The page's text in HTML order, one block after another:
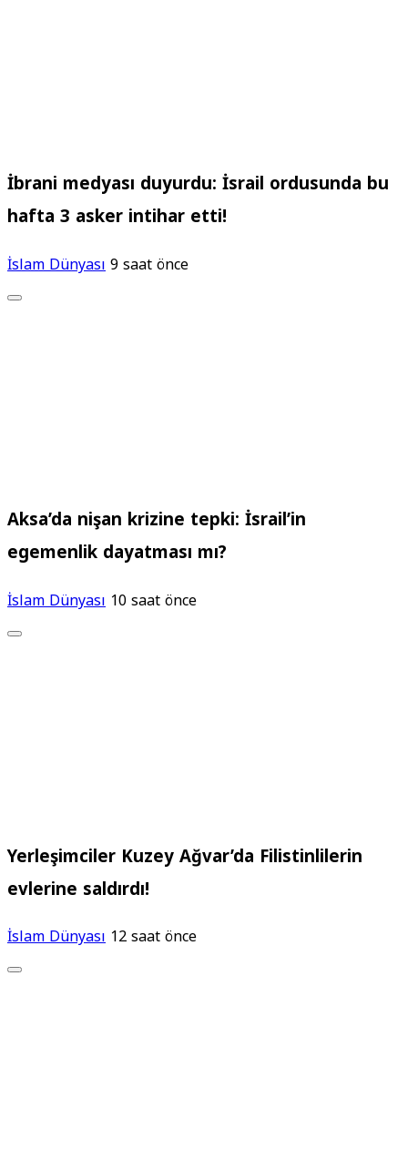
İbrani medyası duyurdu: İsrail ordusunda bu
hafta 3 asker intihar etti!
İslam Dünyası9 saat önce
Aksa’da nişan krizine tepki: İsrail’in
egemenlik dayatması mı?
İslam Dünyası 10 saat önce
Yerleşimciler Kuzey Ağvar’da Filistinlilerin
evlerine saldırdı!
İslam Dünyası 12 saat önce